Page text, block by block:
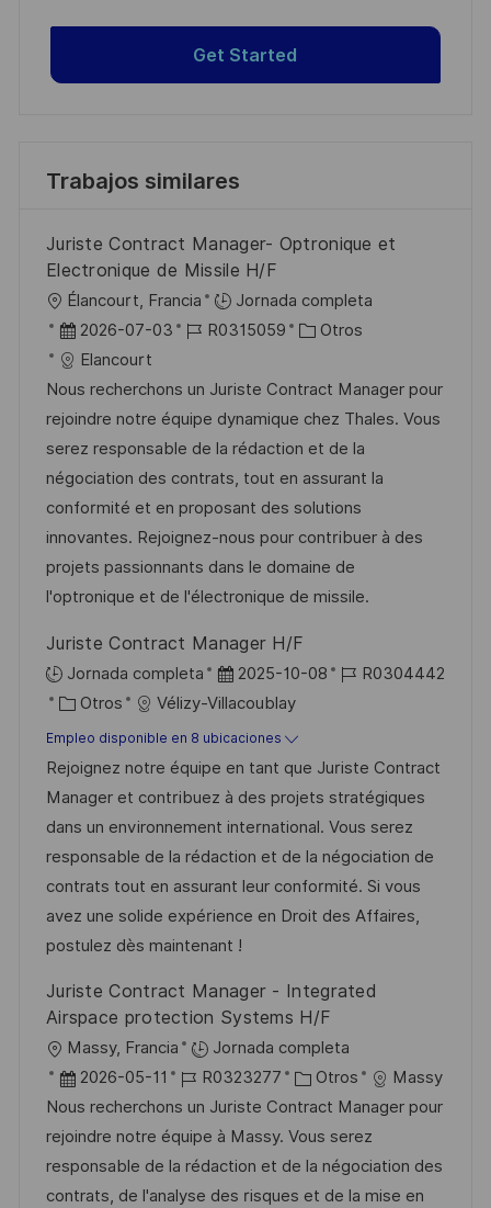
Get Started
Trabajos similares
Juriste Contract Manager- Optronique et
Electronique de Missile H/F
U
b
c
a
c
i
ó
n
Élancourt, Francia
Jornada completa
F
e
c
h
a
d
e
p
u
b
i
c
a
c
i
ó
n
2026-07-03
I
d
e
e
m
p
l
e
o
R0315059
C
t
e
g
o
r
í
a
Otros
Elancourt
Nous recherchons un Juriste Contract Manager pour
rejoindre notre équipe dynamique chez Thales. Vous
serez responsable de la rédaction et de la
négociation des contrats, tout en assurant la
conformité et en proposant des solutions
innovantes. Rejoignez-nous pour contribuer à des
projets passionnants dans le domaine de
l'optronique et de l'électronique de missile.
Juriste Contract Manager H/F
Jornada completa
F
e
c
h
a
d
e
p
u
b
i
c
a
c
i
ó
n
2025-10-08
I
e
e
m
p
l
e
R0304442
C
a
t
e
g
o
r
í
a
Otros Vélizy-Villacoublay
Empleo disponible en 8 ubicaciones
Rejoignez notre équipe en tant que Juriste Contract
Manager et contribuez à des projets stratégiques
dans un environnement international. Vous serez
responsable de la rédaction et de la négociation de
contrats tout en assurant leur conformité. Si vous
avez une solide expérience en Droit des Affaires,
postulez dès maintenant !
Juriste Contract Manager - Integrated
Airspace protection Systems H/F
U
b
i
c
a
c
Massy, Francia
Jornada completa
F
e
c
h
a
2026-05-11
I
D
d
e
e
R0323277
C
a
t
e
g
Otros
Massy
Nous recherchons un Juriste Contract Manager pour
rejoindre notre équipe à Massy. Vous serez
responsable de la rédaction et de la négociation des
contrats, de l'analyse des risques et de la mise en